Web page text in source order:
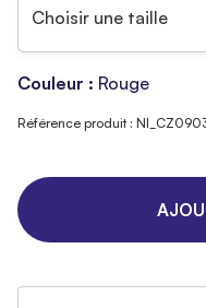
Choisir une taille
Couleur : Rouge
Référence produit :